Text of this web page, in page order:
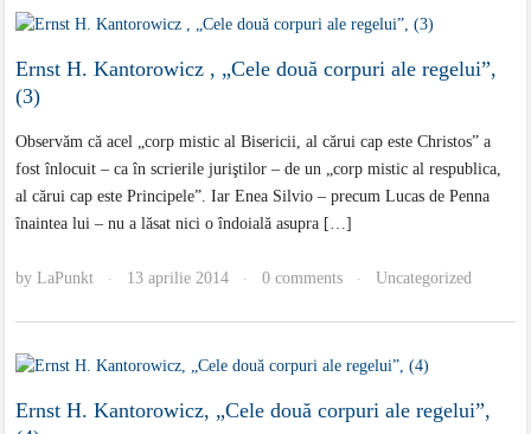
Ernst H. Kantorowicz , „Cele două corpuri ale regelui”,
(3)
Observăm că acel „corp mistic al Bisericii, al cărui cap este Christos” a
fost înlocuit – ca în scrierile juriştilor – de un „corp mistic al respublica,
al cărui cap este Principele”. Iar Enea Silvio – precum Lucas de Penna
înaintea lui – nu a lăsat nici o îndoială asupra […]
byLaPunkt · 13 aprilie 2014 · 0 comments · Uncategorized
Ernst H. Kantorowicz, „Cele două corpuri ale regelui”,